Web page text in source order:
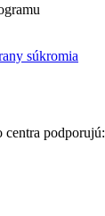
súkromia
centra podporujú: